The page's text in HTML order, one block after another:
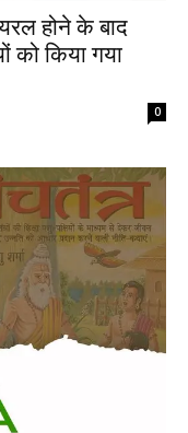
होने के बाद
को किया गया
0